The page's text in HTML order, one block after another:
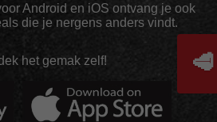
Android en iOS ontvang je ook
die je nergens anders vindt.
het gemak zelf! 🥩